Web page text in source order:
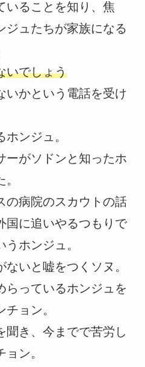
いることを知り、焦
ジュたちが家族になる
いでしょう
いかという電話を受け
ンジュ。
ーがソドンと知ったホ
の病院のスカウトの話
国に追いやるつもりで
ホンジュ。
いと嘘をつくソヌ。
らっているホンジュを
ョン。
聞き、今までで苦労し
ン。